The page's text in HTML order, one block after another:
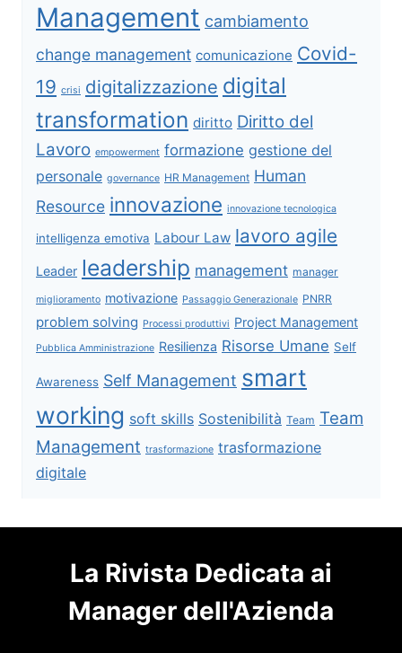
Management cambiamento
change management comunicazione Covid-
19 crisi digitalizzazione digital
transformation diritto Diritto del
Lavoro empowerment formazione gestione del
personale governance HR Management Human
Resource innovazione innovazione tecnologica
intelligenza emotiva Labour Law lavoro agile
Leader leadership management manager
miglioramento motivazione Passaggio Generazionale PNRR
problem solving Processi produttivi Project Management
Pubblica Amministrazione Resilienza Risorse Umane Self
Awareness Self Management smart
working soft skills Sostenibilità Team Team
Management trasformazione trasformazione
digitale
La Rivista Dedicata ai
Manager dell'Azienda